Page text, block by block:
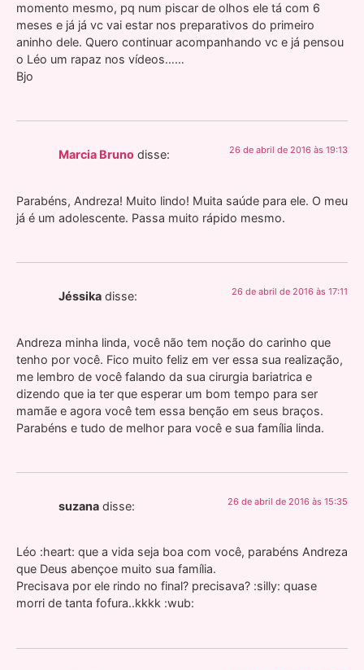
momento mesmo, pq num piscar de olhos ele tá com 6
meses e já já vc vai estar nos preparativos do primeiro
aninho dele. Quero continuar acompanhando vc e já pensou
o Léo um rapaz nos vídeos……
Bjo
Marcia Bruno disse: 26 de abril de 2016 às 19:13
Parabéns, Andreza! Muito lindo! Muita saúde para ele. O meu
já é um adolescente. Passa muito rápido mesmo.
Jéssika disse: 26 de abril de 2016 às 17:11
Andreza minha linda, você não tem noção do carinho que
tenho por você. Fico muito feliz em ver essa sua realização,
me lembro de você falando da sua cirurgia bariatrica e
dizendo que ia ter que esperar um bom tempo para ser
mamãe e agora você tem essa benção em seus braços.
Parabéns e tudo de melhor para você e sua família linda.
suzana disse: 26 de abril de 2016 às 15:35
Léo :heart: que a vida seja boa com você, parabéns Andreza
que Deus abençoe muito sua família.
Precisava por ele rindo no final? precisava? :silly: quase
morri de tanta fofura..kkkk :wub: